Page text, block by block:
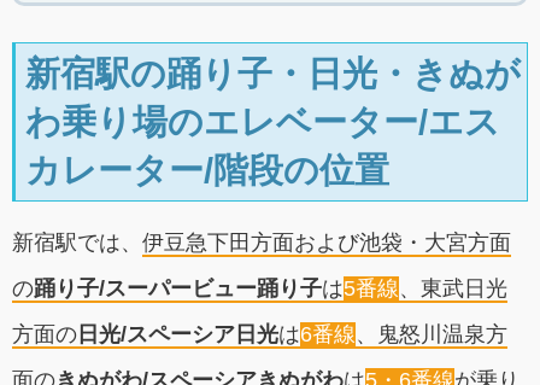
新宿駅の踊り子・日光・きぬが
わ乗り場のエレベーター/エス
カレーター/階段の位置
新宿駅では、 伊豆急下田方面および池袋・大宮方面
の踊り子/スーパービュー踊り子は5番線、東武日光
方面の 日光/スペーシア日光は6番線、鬼怒川温泉方